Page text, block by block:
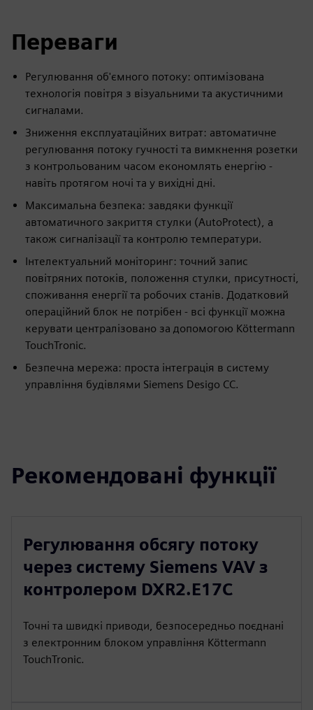
Переваги
Регулювання об'ємного потоку: оптимізована
технологія повітря з візуальними та акустичними
сигналами.
Зниження експлуатаційних витрат: автоматичне
регулювання потоку гучності та вимкнення розетки
з контрольованим часом економлять енергію -
навіть протягом ночі та у вихідні дні.
Максимальна безпека: завдяки функції
автоматичного закриття стулки (AutoProtect), а
також сигналізації та контролю температури.
Інтелектуальний моніторинг: точний запис
повітряних потоків, положення стулки, присутності,
споживання енергії та робочих станів. Додатковий
операційний блок не потрібен - всі функції можна
керувати централізовано за допомогою Köttermann
TouchTronic.
Безпечна мережа: проста інтеграція в систему
управління будівлями Siemens Desigo CC.
Рекомендовані функції
Регулювання обсягу потоку
через систему Siemens VAV з
контролером DXR2.E17C
Точні та швидкі приводи, безпосередньо поєднані
з електронним блоком управління Köttermann
TouchTronic.